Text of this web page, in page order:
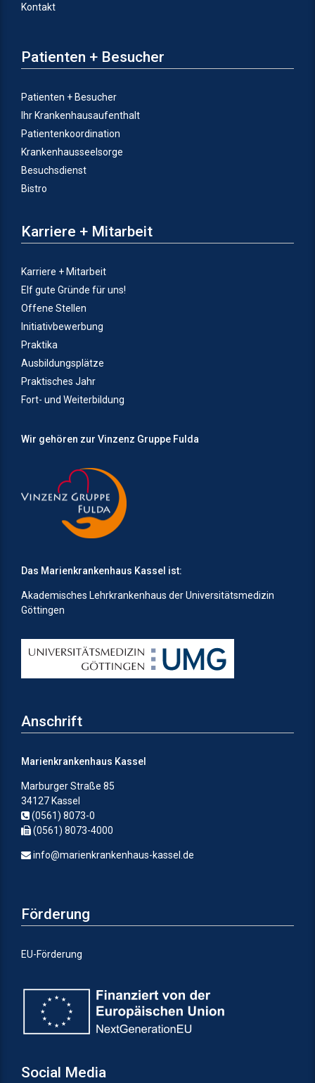
Kontakt
Patienten + Besucher
Patienten + Besucher
Ihr Krankenhausaufenthalt
Patientenkoordination
Krankenhausseelsorge
Besuchsdienst
Bistro
Karriere + Mitarbeit
Karriere + Mitarbeit
Elf gute Gründe für uns!
Offene Stellen
Initiativbewerbung
Praktika
Ausbildungsplätze
Praktisches Jahr
Fort- und Weiterbildung
Wir gehören zur Vinzenz Gruppe Fulda
Das Marienkrankenhaus Kassel ist:
Akademisches Lehrkrankenhaus der Universitätsmedizin
Göttingen
Anschrift
Marienkrankenhaus Kassel
Marburger Straße 85
34127 Kassel
(0561) 8073-0
(0561) 8073-4000
info@marienkrankenhaus-kassel.de
Förderung
EU-Förderung
Social Media